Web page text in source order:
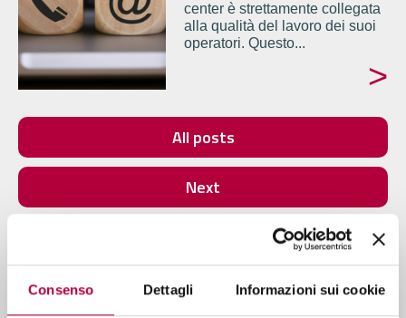
Consenso Dettagli Informazioni sui cookie
center è strettamente collegata
alla qualità del lavoro dei suoi
operatori. Questo...
>
All posts
Next
Approfondimenti